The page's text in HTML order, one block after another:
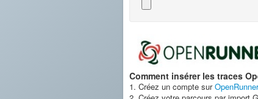
Comment insérer les traces
1. Créez un compte surOpenRunner